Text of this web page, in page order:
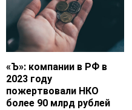
«Ъ‎»: компании в РФ в
2023 году
пожертвовали НКО
более 90 млрд рублей